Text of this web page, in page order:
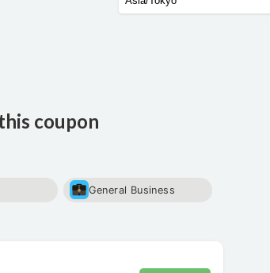
coupon
General Business